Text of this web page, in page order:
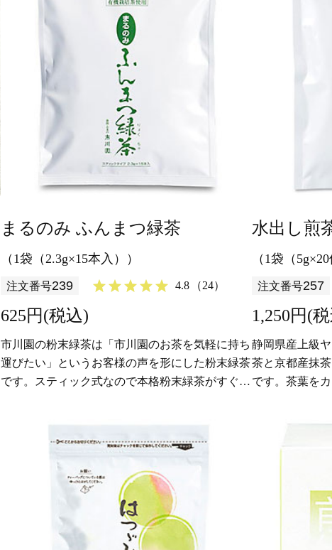
まるのみ ふんまつ緑茶
（1袋（2.3g×15本入））
注文番号239 4.8 （24）
625円(税込)
市川園の粉末緑茶は「市川園のお茶を気軽に持ち
運びたい」というお客様の声を形にした粉末緑茶
です。スティック式なので本格粉末緑茶がすぐに
水出し煎
（1袋（5g×20
注文番号257
1,250円(
静岡県産上級
茶と京都産抹
です。茶葉を